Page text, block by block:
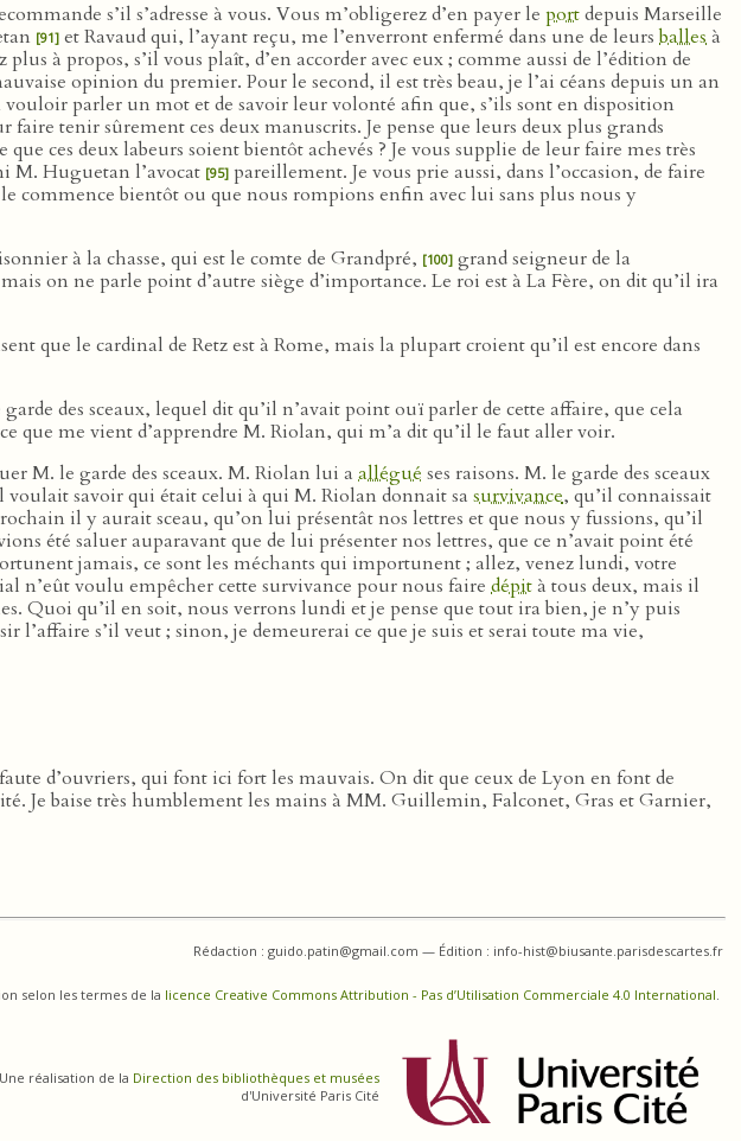
s’il s’adresse à vous. Vous m’obligerez d’en payer le portdepuis Marseille
[91] et Ravaud qui, l’ayant reçu, me l’enverront enfermé dans une de leursballesà
à propos, s’il vous plaît, d’en accorder avec eux ; comme aussi de l’édition de
opinion du premier. Pour le second, il est très beau, je l’ai céans depuis un an
parler un mot et de savoir leur volonté afin que, s’ils sont en disposition
tenir sûrement ces deux manuscrits. Je pense que leurs deux plus grands
ces deux labeurs soient bientôt achevés ? Je vous supplie de leur faire mes très
M. Huguetan l’avocat [95] pareillement. Je vous prie aussi, dans l’occasion, de faire
commence bientôt ou que nous rompions enfin avec lui sans plus nous y
à la chasse, qui est le comte de Grandpré, [100] grand seigneur de la
mais on ne parle point d’autre siège d’importance. Le roi est à La Fère, on dit qu’il ira
que le cardinal de Retz est à Rome, mais la plupart croient qu’il est encore dans
des sceaux, lequel dit qu’il n’avait point ouï parler de cette affaire, que cela
que me vient d’apprendre M. Riolan, qui m’a dit qu’il le faut aller voir.
M. le garde des sceaux. M. Riolan lui a allégué ses raisons. M. le garde des sceaux
voulait savoir qui était celui à qui M. Riolan donnait sa survivance, qu’il connaissait
il y aurait sceau, qu’on lui présentât nos lettres et que nous y fussions, qu’il
été saluer auparavant que de lui présenter nos lettres, que ce n’avait point été
jamais, ce sont les méchants qui importunent ; allez, venez lundi, votre
n’eût voulu empêcher cette survivance pour nous faire dépità tous deux, mais il
Quoi qu’il en soit, nous verrons lundi et je pense que tout ira bien, je n’y puis
l’affaire s’il veut ; sinon, je demeurerai ce que je suis et serai toute ma vie,
d’ouvriers, qui font ici fort les mauvais. On dit que ceux de Lyon en font de
Je baise très humblement les mains à MM. Guillemin, Falconet, Gras et Garnier,
Rédaction : guido.patin@gmail.com — Édition : info-hist@biusante.parisdescartes.fr
selon les termes de la licence Creative Commons Attribution - Pas d’Utilisation Commerciale 4.0 International.
Une réalisation de la Direction des bibliothèques et musées
d'Université Paris Cité